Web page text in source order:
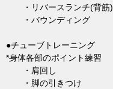
・リバースランチ(背筋)
・バウンディング
●チューブトレーニング
*身体各部のポイント練習
・肩回し
・脚の引きつけ